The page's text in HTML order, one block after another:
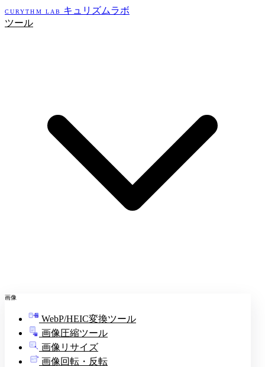
CURYTHM LAB
キュリズムラボ
ツール
画像
WebP/HEIC変換ツール
画像圧縮ツール
画像リサイズ
画像回転・反転